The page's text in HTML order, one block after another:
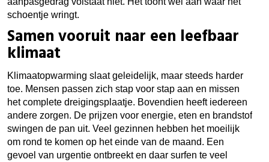
schoentje wringt.
Samen vooruit naar een leefbaar
klimaat
Klimaatopwarming slaat geleidelijk, maar steeds harder
toe. Mensen passen zich stap voor stap aan en missen
het complete dreigingsplaatje. Bovendien heeft iedereen
andere zorgen. De prijzen voor energie, eten en brandstof
swingen de pan uit. Veel gezinnen hebben het moeilijk
om rond te komen op het einde van de maand. Een
gevoel van urgentie ontbreekt en daar surfen te veel